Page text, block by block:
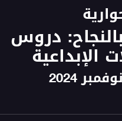
دروس
الإبداعية